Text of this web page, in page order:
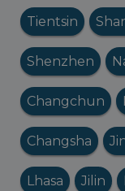
Tientsin
Shenzhen
Changchun
Changsha
Lhasa Jilin